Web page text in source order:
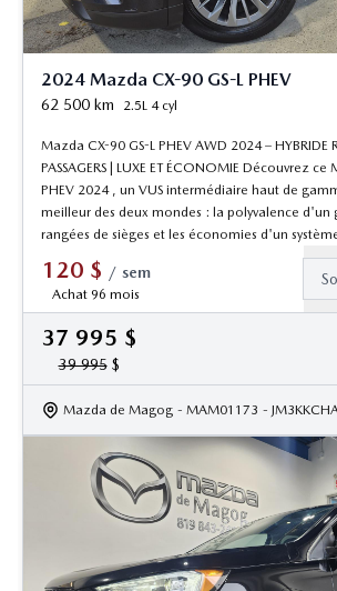
2024 Mazda CX-90 GS-L PHEV
62 500 km 2.5L 4 cyl
Mazda CX-90 GS-L PHEV AWD 2024 – HYBRIDE
PASSAGERS | LUXE ET ÉCONOMIE Découvrez ce
PHEV 2024 , un VUS intermédiaire haut de
meilleur des deux mondes : la polyvalence d'un
rangées de sièges et les économies d'un
120 $ / sem
Achat 96 mois
37 995 $
39 995$
Mazda de Magog - MAM01173 -